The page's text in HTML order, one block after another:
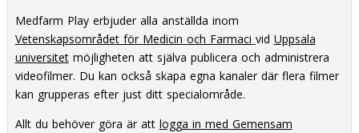
Medfarm Play erbjuder alla anställda inom
Vetenskapsområdet för Medicin och Farmaci vid Uppsala
universitetmöjligheten att själva publicera och administrera
videofilmer. Du kan också skapa egna kanaler där flera filmer
kan grupperas efter just ditt specialområde.
Allt du behöver göra är att logga in med Gemensam